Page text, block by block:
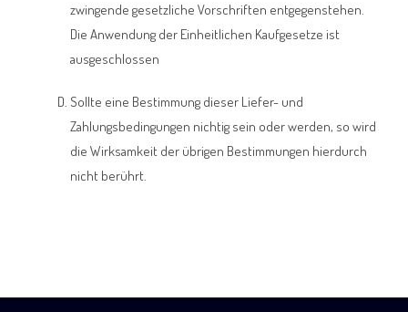
zwingende gesetzliche Vorschriften entgegenstehen.
Die Anwendung der Einheitlichen Kaufgesetze ist
ausgeschlossen
Sollte eine Bestimmung dieser Liefer- und
Zahlungsbedingungen nichtig sein oder werden, so wird
die Wirksamkeit der übrigen Bestimmungen hierdurch
nicht berührt.